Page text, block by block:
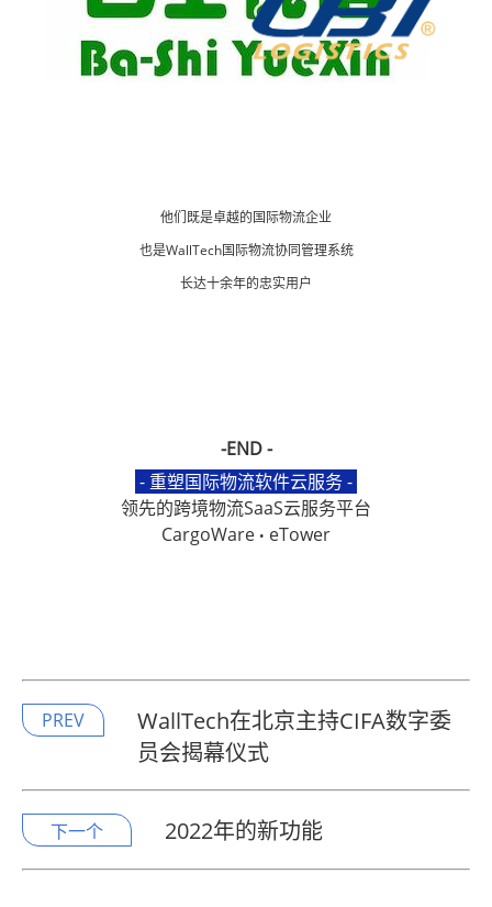
他们既是卓越的国际物流企业
也是WallTech国际物流协同管理系统
长达十余年的忠实用户
-END -
- 重塑国际物流软件云服务 -
领先的跨境物流SaaS云服务平台
CargoWare • eTower
PREV
WallTech在北京主持CIFA数字委
员会揭幕仪式
下一个 2022年的新功能